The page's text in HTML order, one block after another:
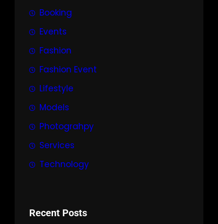
Booking
Events
Fashion
Fashion Event
Lifestyle
Models
Photograhpy
Services
Technology
Recent Posts